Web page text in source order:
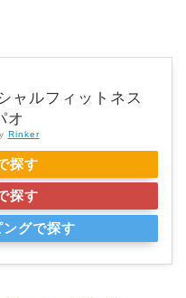
ャルフィットネス
オ
Rinker
探す
探す
グで探す